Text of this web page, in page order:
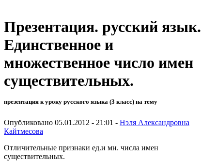
Презентация. русский язык.
Единственное и
множественное число имен
существительных.
презентация к уроку русского языка (3 класс) на тему
Опубликовано 05.01.2012 - 21:01 - Нэля Александровна
Кайтмесова
Отличительные признаки ед.и мн. числа имен
существительных.